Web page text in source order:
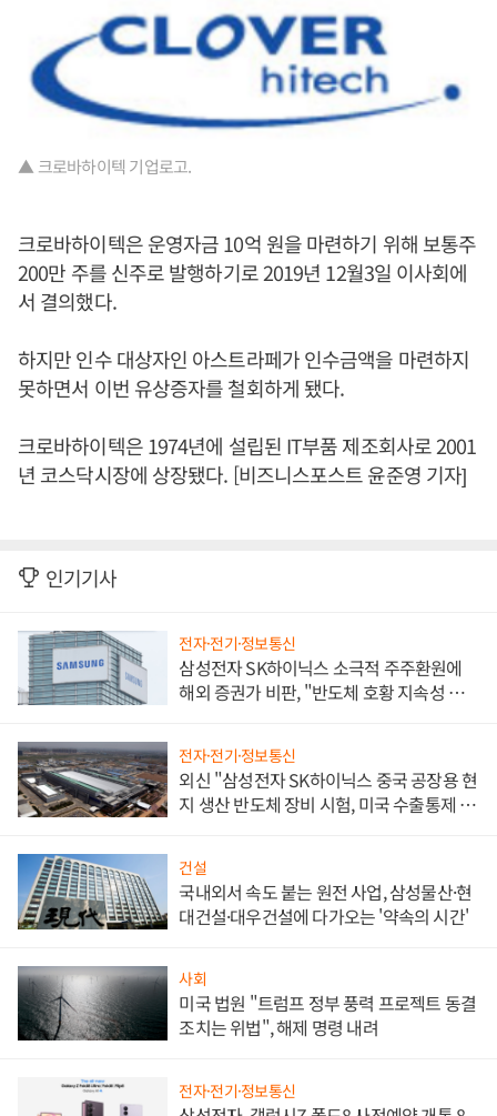
▲ 크로바하이텍 기업로고.
크로바하이텍은 운영자금 10억 원을 마련하기 위해 보통주
200만 주를 신주로 발행하기로 2019년 12월3일 이사회에
서 결의했다.
하지만 인수 대상자인 아스트라페가 인수금액을 마련하지
못하면서 이번 유상증자를 철회하게 됐다.
크로바하이텍은 1974년에 설립된 IT부품 제조회사로 2001
년 코스닥시장에 상장됐다. [비즈니스포스트 윤준영 기자]
인기기사
전자·전기·정보통신
삼성전자 SK하이닉스 소극적 주주환원에
해외 증권가 비판, "반도체 호황 지속성 의
전자·전기·정보통신
외신 "삼성전자 SK하이닉스 중국 공장용 현
지 생산 반도체 장비 시험, 미국 수출통제 대
건설
국내외서 속도 붙는 원전 사업, 삼성물산·현
대건설·대우건설에 다가오는 '약속의 시간'
사회
미국 법원 "트럼프 정부 풍력 프로젝트 동결
조치는 위법", 해제 명령 내려
전자·전기·정보통신